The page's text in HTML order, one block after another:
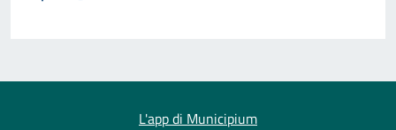
L'app di Municipium